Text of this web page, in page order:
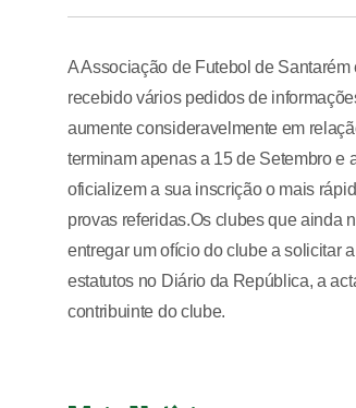
A Associação de Futebol de
recebido vários pedidos de
aumente consideravelmente em
terminam apenas a 15 de Setembro e
oficializem a sua inscrição o mais
provas referidas.Os clubes que ainda
entregar um ofício do clube a solicitar
estatutos no Diário da República, a
contribuinte do clube.